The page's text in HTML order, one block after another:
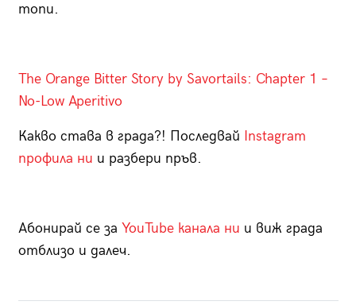
топи.
The Orange Bitter Story by Savortails: Chapter 1 –
No-Low Aperitivo
Какво става в града?! Последвай Instagram
профила ни и разбери пръв.
Абонирай се за YouTube канала ни и виж града
отблизо и далеч.